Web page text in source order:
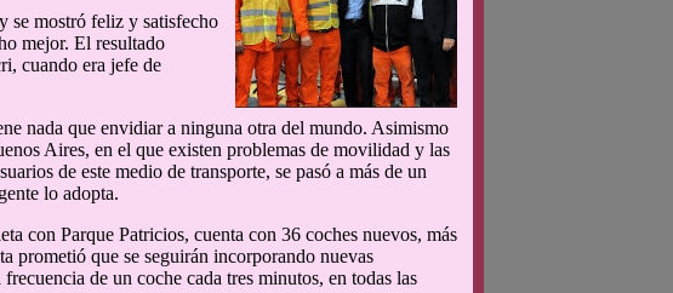
se mostró feliz y satisfecho
mejor. El resultado
cuando era jefe de
nada que envidiar a ninguna otra del mundo. Asimismo
Aires, en el que existen problemas de movilidad y las
de este medio de transporte, se pasó a más de un
lo adopta.
con Parque Patricios, cuenta con 36 coches nuevos, más
prometió que se seguirán incorporando nuevas
de un coche cada tres minutos, en todas las